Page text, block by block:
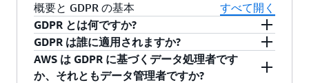
概要と GDPR の基本
すべて開く
GDPR とは何ですか?
一般データ保護規則 (GDPR) は、2018 年 5 月 25
日に施行された欧州のプライバシー関連法令で
す。GDPR は、指令 95/46/ECとしても知られる
GDPR は誰に適用されますか?
GDPR は、商品またはサービスの EU 内データ主
体への提供、または EU 内で行われる活動のモニ
AWS は GDPR に基づくデータ処理者です
か、それともデータ管理者ですか?